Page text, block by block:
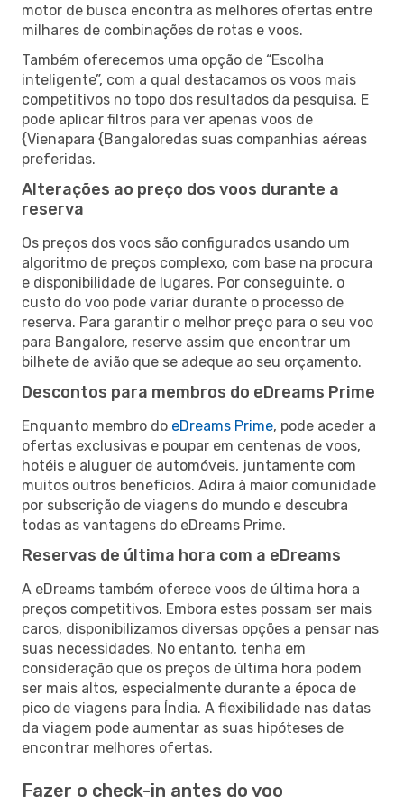
motor de busca encontra as melhores ofertas entre
milhares de combinações de rotas e voos.
Também oferecemos uma opção de “Escolha
inteligente”, com a qual destacamos os voos mais
competitivos no topo dos resultados da pesquisa. E
pode aplicar filtros para ver apenas voos de
{Vienapara {Bangaloredas suas companhias aéreas
preferidas.
Alterações ao preço dos voos durante a
reserva
Os preços dos voos são configurados usando um
algoritmo de preços complexo, com base na procura
e disponibilidade de lugares. Por conseguinte, o
custo do voo pode variar durante o processo de
reserva. Para garantir o melhor preço para o seu voo
para Bangalore, reserve assim que encontrar um
bilhete de avião que se adeque ao seu orçamento.
Descontos para membros do eDreams Prime
Enquanto membro do eDreams Prime, pode aceder a
ofertas exclusivas e poupar em centenas de voos,
hotéis e aluguer de automóveis, juntamente com
muitos outros benefícios. Adira à maior comunidade
por subscrição de viagens do mundo e descubra
todas as vantagens do eDreams Prime.
Reservas de última hora com a eDreams
A eDreams também oferece voos de última hora a
preços competitivos. Embora estes possam ser mais
caros, disponibilizamos diversas opções a pensar nas
suas necessidades. No entanto, tenha em
consideração que os preços de última hora podem
ser mais altos, especialmente durante a época de
pico de viagens para Índia. A flexibilidade nas datas
da viagem pode aumentar as suas hipóteses de
encontrar melhores ofertas.
Fazer o check-in antes do voo